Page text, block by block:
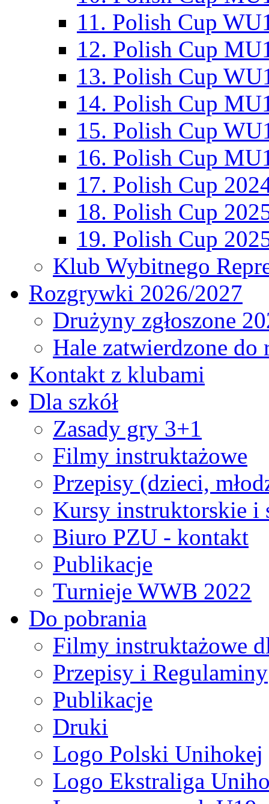
11. Polish Cup
12. Polish Cup
13. Polish Cup
14. Polish Cup
15. Polish Cup
16. Polish Cup
17. Polish Cup
18. Polish Cup
19. Polish Cup
Klub Wybitnego
Rozgrywki 2026/2027
Drużyny zgłoszone
Hale zatwierdzone
Kontakt z klubami
Dla szkół
Zasady gry 3+1
Filmy instruktażowe
Przepisy (dzieci,
Kursy instruktorskie i
Biuro PZU - kontakt
Publikacje
Turnieje WWB 2022
Do pobrania
Filmy instruktażowe
Przepisy i Regulaminy
Publikacje
Druki
Logo Polski Unihokej
Logo Ekstraliga